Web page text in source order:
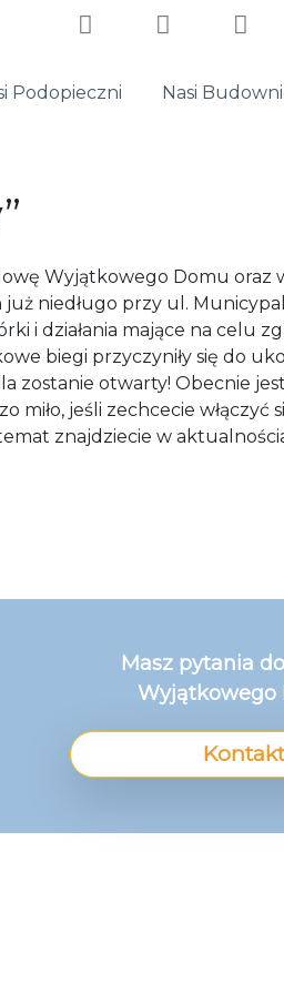
Podopieczni Nasi
Wyjątkowego Domu oraz
niedługo przy ul.
i działania mające na celu
biegi przyczyniły się do
zostanie otwarty! Obecnie
jeśli zechcecie włączyć
znajdziecie w
Masz pytania
Wyjątkowego
Kontakt